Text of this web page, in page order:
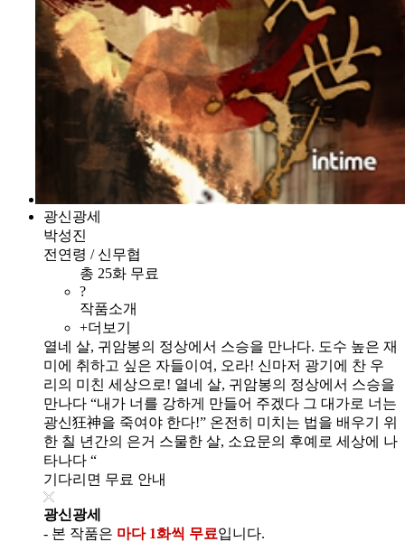
광신광세
박성진
전연령 / 신무협
총 25화 무료
?
작품소개
+더보기
열네 살, 귀암봉의 정상에서 스승을 만나다. 도수 높은 재
미에 취하고 싶은 자들이여, 오라! 신마저 광기에 찬 우
리의 미친 세상으로! 열네 살, 귀암봉의 정상에서 스승을
만나다 “내가 너를 강하게 만들어 주겠다 그 대가로 너는
광신狂神을 죽여야 한다!” 온전히 미치는 법을 배우기 위
한 칠 년간의 은거 스물한 살, 소요문의 후예로 세상에 나
타나다 “
기다리면 무료 안내
광신광세
- 본 작품은 마다 1화씩 무료입니다.